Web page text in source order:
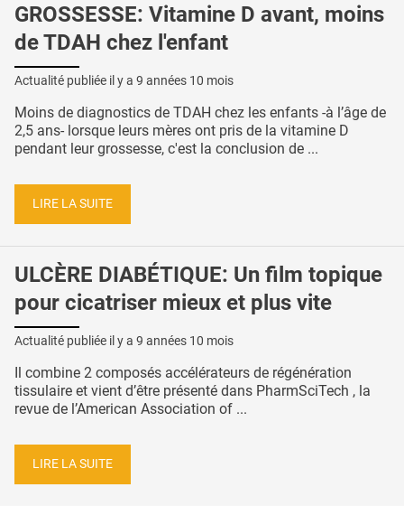
GROSSESSE: Vitamine D avant, moins
de TDAH chez l'enfant
Actualité publiée il y a 9 années 10 mois
Moins de diagnostics de TDAH chez les enfants -à l’âge de
2,5 ans- lorsque leurs mères ont pris de la vitamine D
pendant leur grossesse, c'est la conclusion de ...
LIRE LA SUITE
ULCÈRE DIABÉTIQUE: Un film topique
pour cicatriser mieux et plus vite
Actualité publiée il y a 9 années 10 mois
Il combine 2 composés accélérateurs de régénération
tissulaire et vient d’être présenté dans PharmSciTech , la
revue de l’American Association of ...
LIRE LA SUITE